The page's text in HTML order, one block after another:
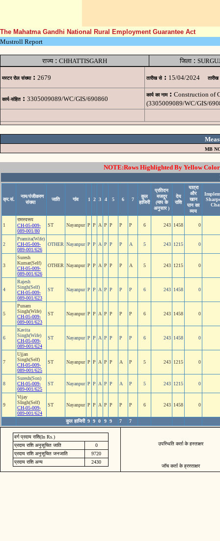
The Mahatma Gandhi National Rural Employment Guarantee Act
Mustroll Report
राज्य: CHHATTISGARH जिला:
मस्टर रोल संख्या : 2679 तारीख से : 15/04/2024 तारीख
कार्य-संहित : 3305009089/WC/GIS/690860
कार्य का नाम : Construction of
(3305009089/WC/GIS/
MB
NOTE:Rows Highlighted By Yellow
क्र.सं.
नाम/पंजीकरण
संख्या
जाति गांव 1 2 3 4 5 6 7
कुल
हाजिरी
प्रतिदन
मजदूर
(माप के
अनुसार )
देय
राशि
यात्रा
और
खान
पान का
व्यय
1
रामस्‍वरूप
CH-05-009-
089-001/80
ST Nayanpur P P A P P P P 6 243 1458 0
2
Pramita(Wife)
CH-05-009-
089-001/626
OTHER Nayanpur P P A P P P A 5 243 1215 0
3
Suresh
Kumar(Self)
CH-05-009-
089-001/626
OTHER Nayanpur P P A P P P A 5 243 1215 0
4
Rajesh
Singh(Self)
CH-05-009-
089-001/623
ST Nayanpur P P A P P P P 6 243 1458 0
5
Punam
Singh(Wife)
CH-05-009-
089-001/623
ST Nayanpur P P A P P P P 6 243 1458 0
6
Kavita
Singh(Wife)
CH-05-009-
089-001/624
ST Nayanpur P P A P P P P 6 243 1458 0
7
Ujjan
Singh(Self)
CH-05-009-
089-001/625
ST Nayanpur P P A P P A P 5 243 1215 0
8
Suresh(Son)
CH-05-009-
089-001/625
ST Nayanpur P P A P P A P 5 243 1215 0
9
Vijay
SIngh(Self)
CH-05-009-
089-001/624
ST Nayanpur P P A P P P P 6 243 1458 0
कुल हाजिरी 9 9 0 9 9 7 7
वर्ग प्रदाय राशि(In Rs.)
प्रदाय राशि अनुसूचित जाति
0
प्रदाय राशि अनुसूचित जनजाति
9720
प्रदाय राशि अन्य
2430
उपस्थिति कर्ता के हस्ताक्षर
जॉच कर्ता के ह्रस्ताक्षर